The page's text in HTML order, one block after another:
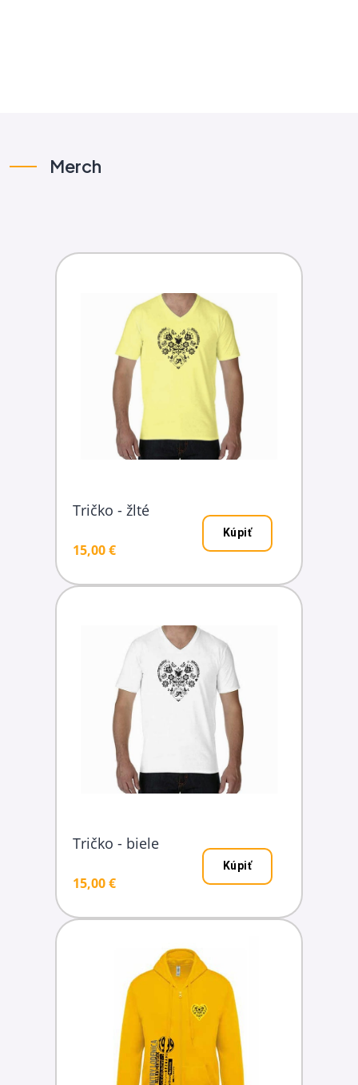
Merch
Tričko - žlté
15,00 €
Kúpiť
Tričko - biele
15,00 €
Kúpiť